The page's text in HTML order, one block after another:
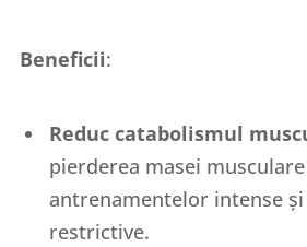
Beneficii:
Reduc catabolismul
pierderea masei
antrenamentelor intense
restrictive.